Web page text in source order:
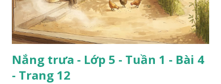
Nắng trưa - Lớp 5 - Tuần 1 - Bài 4
- Trang 12